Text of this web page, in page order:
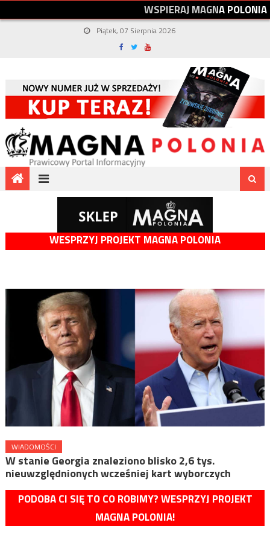
WSPIERAJMAGNAPOLONIA
Piątek, 07 Sierpnia 2026
WESPRZYJ PROJEKT MAGNA POLONIA
WIADOMOŚCI
W stanie Georgia znaleziono blisko 2,6 tys.
nieuwzględnionych wcześniej kart wyborczych
PODOBA CI SIĘ TO CO ROBIMY? WESPRZYJ PROJEKT
MAGNA POLONIA!